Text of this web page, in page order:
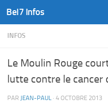
Skip to content
Bel7 Infos
INFOS
Le Moulin Rouge
lutte contre le cancer
PAR JEAN-PAUL · 4 OCTOBRE 2013